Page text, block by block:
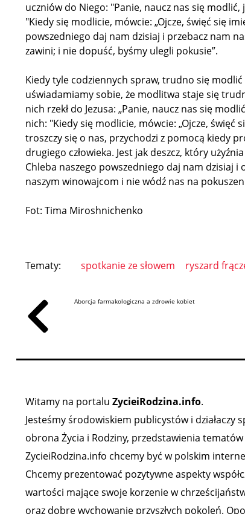
uczniów do Niego: "Panie, naucz nas się modlić,
"Kiedy się modlicie, mówcie: „Ojcze, święć się
powszedniego daj nam dzisiaj i przebacz nam
zawini; i nie dopuść, byśmy ulegli pokusie”.
Kiedy tyle codziennych spraw, trudno się
uświadamiamy sobie, że modlitwa staje się
nich rzekł do Jezusa: „Panie, naucz nas się
nich: "Kiedy się modlicie, mówcie: „Ojcze, święć
troszczy się o nas, przychodzi z pomocą kiedy
drugiego człowieka. Jest jak deszcz, który
Chleba naszego powszedniego daj nam dzisiaj
naszym winowajcom i nie wódź nas na
Fot: Tima Miroshnichenko
Tematy: spotkanie ze słowem ryszard
Aborcja farmakologiczna a zdrowie kobiet
Witamy na portalu ZycieiRodzina.info.
Jesteśmy środowiskiem publicystów i działaczy
obrona Życia i Rodziny, przedstawienia
ZycieiRodzina.info chcemy być w polskim
Chcemy prezentować pozytywne aspekty
wartości mające swoje korzenie w
oraz dobre wychowanie przyszłych pokoleń.